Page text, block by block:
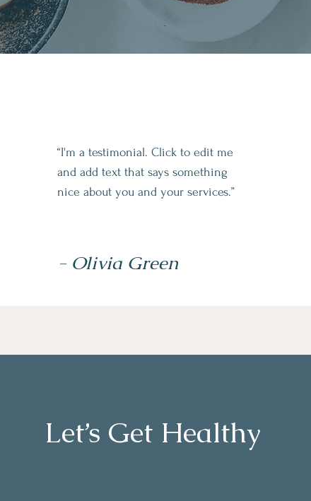
“I'm a testimonial. Click to edit me
and add text that says something
nice about you and your services.”
- Olivia Green
Let’s Get Healthy